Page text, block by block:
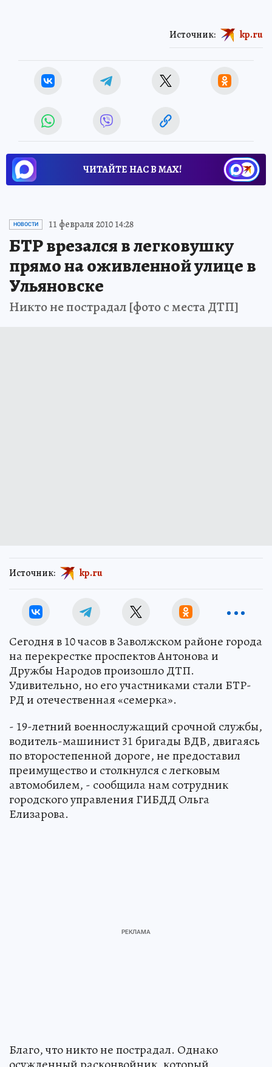
Источник: kp.ru
ЧИТАЙТЕ НАС В МАХ!
НОВОСТИ 11 февраля 2010 14:28
БТР врезался в легковушку
прямо на оживленной улице в
Ульяновске
Никто не пострадал [фото с места ДТП]
Источник: kp.ru
Сегодня в 10 часов в Заволжском районе города
на перекрестке проспектов Антонова и
Дружбы Народов произошло ДТП.
Удивительно, но его участниками стали БТР-
РД и отечественная «семерка».
- 19-летний военнослужащий срочной службы,
водитель-машинист 31 бригады ВДВ, двигаясь
по второстепенной дороге, не предоставил
преимущество и столкнулся с легковым
автомобилем, - сообщила нам сотрудник
городского управления ГИБДД Ольга
Елизарова.
Благо, что никто не пострадал. Однако